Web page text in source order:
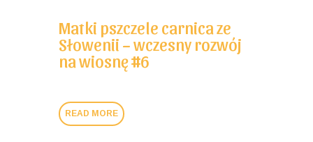
Matki pszczele carnica ze
Słowenii – wczesny rozwój
na wiosnę #6
READ MORE